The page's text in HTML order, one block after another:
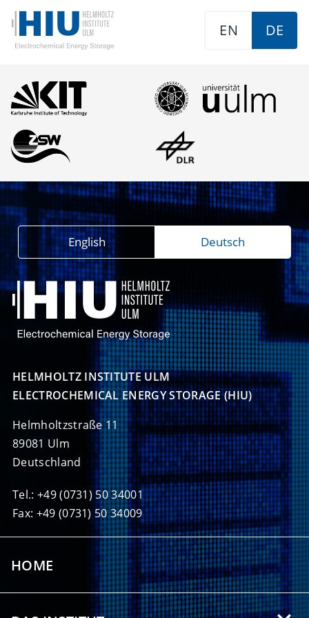
EN DE
HELMHOLTZ INSTITUTE ULM
ELECTROCHEMICAL ENERGY STORAGE (HIU)
Helmholtzstraße 11
89081 Ulm
Deutschland
Tel.: +49 (0731) 50 34001
Fax: +49 (0731) 50 34009
English Deutsch
HOME